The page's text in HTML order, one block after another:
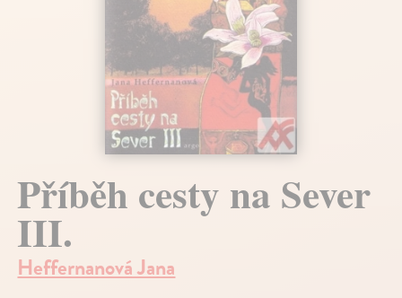
Příběh cesty na Sever
III.
Heffernanová Jana